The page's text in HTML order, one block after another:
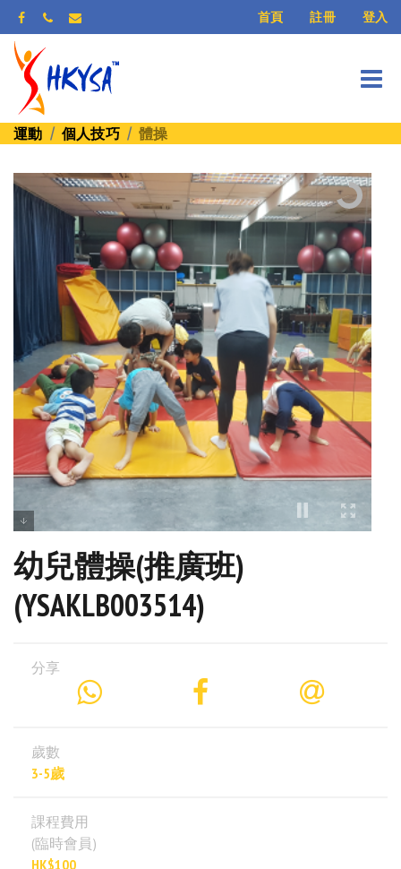
首頁 註冊 登入
運動 個人技巧 體操
幼兒體操(推廣班)
(YSAKLB003514)
分享
歲數
3-5歲
課程費用
(臨時會員)
HK$100